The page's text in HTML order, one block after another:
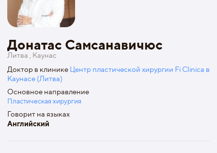
Донатас Самсанавичюс
Литва , Каунас
Доктор в клинике Центр пластической хирургии Fi Clinica в
Каунасе (Литва)
Основное направление
Пластическая хирургия
Говорит на языках
Английский